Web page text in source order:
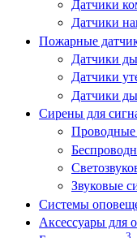
Датчики
Датчики
Пожарные
Датчики
Датчики
Датчики
Сирены для
Звуковые
Системы
Аксессуары для